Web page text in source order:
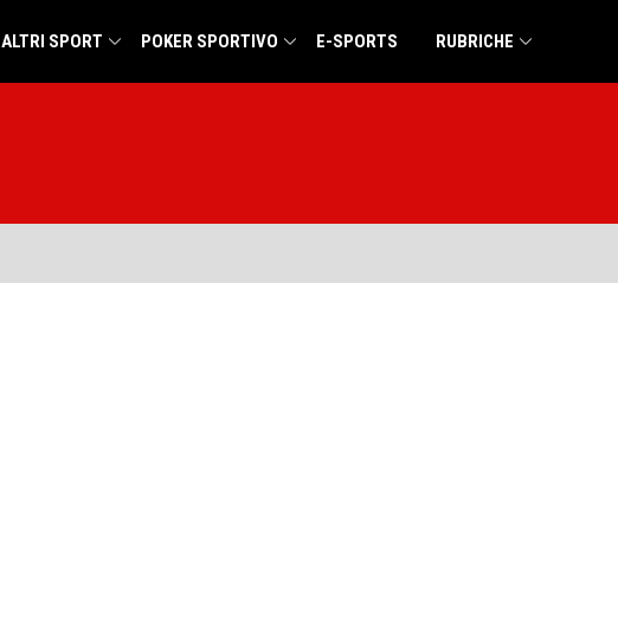
ALTRI SPORT POKER SPORTIVO E-SPORTS RUBRICHE